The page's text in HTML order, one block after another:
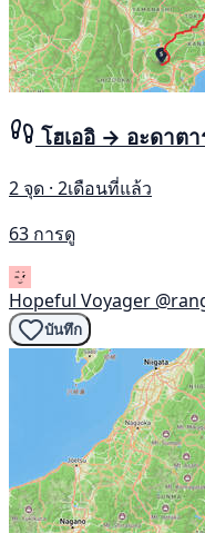
โฮเออิ → อะดาตา
2 จุด · 2เดือนที่แล้ว
63 การดู
Hopeful Voyager
บันทึก